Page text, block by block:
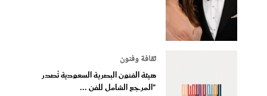
ثقافة وفنون
هيئة الفنون البصرية السعودية تُصدر
"المرجع الشامل للفن ...